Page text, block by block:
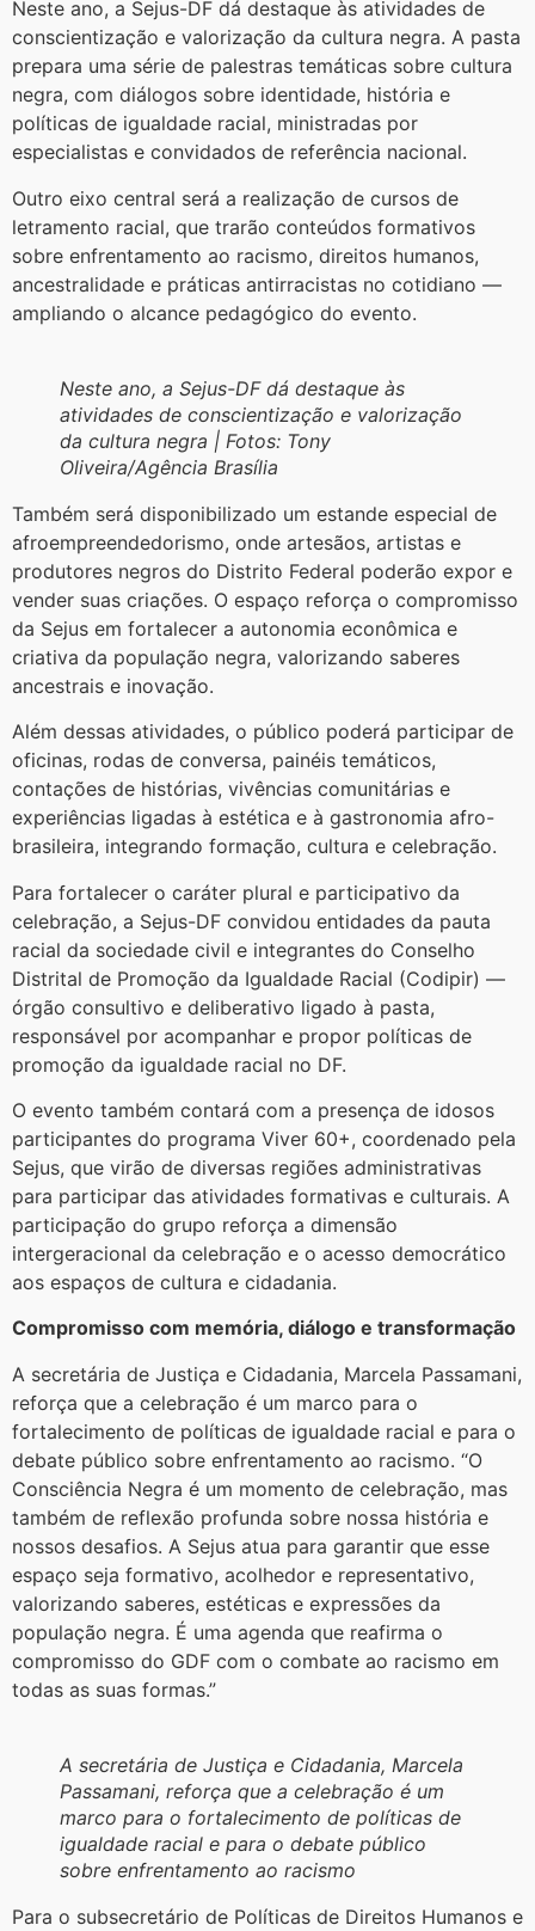
Neste ano, a Sejus-DF dá destaque às atividades de
conscientização e valorização da cultura negra. A pasta
prepara uma série de palestras temáticas sobre cultura
negra, com diálogos sobre identidade, história e
políticas de igualdade racial, ministradas por
especialistas e convidados de referência nacional.
Outro eixo central será a realização de cursos de
letramento racial, que trarão conteúdos formativos
sobre enfrentamento ao racismo, direitos humanos,
ancestralidade e práticas antirracistas no cotidiano —
ampliando o alcance pedagógico do evento.
Neste ano, a Sejus-DF dá destaque às
atividades de conscientização e valorização
da cultura negra | Fotos: Tony
Oliveira/Agência Brasília
Também será disponibilizado um estande especial de
afroempreendedorismo, onde artesãos, artistas e
produtores negros do Distrito Federal poderão expor e
vender suas criações. O espaço reforça o compromisso
da Sejus em fortalecer a autonomia econômica e
criativa da população negra, valorizando saberes
ancestrais e inovação.
Além dessas atividades, o público poderá participar de
oficinas, rodas de conversa, painéis temáticos,
contações de histórias, vivências comunitárias e
experiências ligadas à estética e à gastronomia afro-
brasileira, integrando formação, cultura e celebração.
Para fortalecer o caráter plural e participativo da
celebração, a Sejus-DF convidou entidades da pauta
racial da sociedade civil e integrantes do Conselho
Distrital de Promoção da Igualdade Racial (Codipir) —
órgão consultivo e deliberativo ligado à pasta,
responsável por acompanhar e propor políticas de
promoção da igualdade racial no DF.
O evento também contará com a presença de idosos
participantes do programa Viver 60+, coordenado pela
Sejus, que virão de diversas regiões administrativas
para participar das atividades formativas e culturais. A
participação do grupo reforça a dimensão
intergeracional da celebração e o acesso democrático
aos espaços de cultura e cidadania.
Compromisso com memória, diálogo e transformação
A secretária de Justiça e Cidadania, Marcela Passamani,
reforça que a celebração é um marco para o
fortalecimento de políticas de igualdade racial e para o
debate público sobre enfrentamento ao racismo. “O
Consciência Negra é um momento de celebração, mas
também de reflexão profunda sobre nossa história e
nossos desafios. A Sejus atua para garantir que esse
espaço seja formativo, acolhedor e representativo,
valorizando saberes, estéticas e expressões da
população negra. É uma agenda que reafirma o
compromisso do GDF com o combate ao racismo em
todas as suas formas.”
A secretária de Justiça e Cidadania, Marcela
Passamani, reforça que a celebração é um
marco para o fortalecimento de políticas de
igualdade racial e para o debate público
sobre enfrentamento ao racismo
Para o subsecretário de Políticas de Direitos Humanos e